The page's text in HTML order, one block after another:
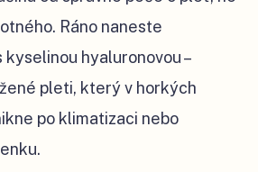
Ráno naneste
hyaluronovou –
pleti, který v horkých
po klimatizaci nebo